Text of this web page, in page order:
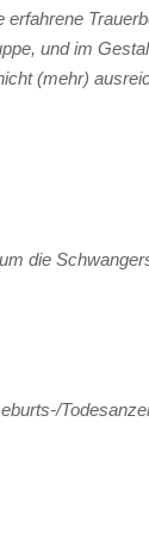
und im
(mehr)
die